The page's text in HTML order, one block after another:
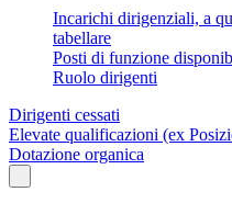
Incarichi dirigenziali, a
tabellare
Posti di funzione
Ruolo dirigenti
Dirigenti cessati
Elevate qualificazioni (ex
Dotazione organica